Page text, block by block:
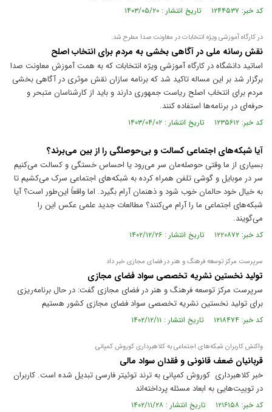
کد خبر: ۱۲۴۴۵۳۷ تاریخ انتشار : ۱۴۰۳/۰۵/۲۰
در کارگاه آموزشی ویژه انتخابات در معاونت صدا مطرح شد:
نقش رسانه ملی در آگاهی بخشی به مردم برای انتخاب اصلح
اساتید دانشگاه در کارگاه آموزشی ویژه انتخابات که به همت آموزش معاونت صدا
برگزار شد بر این مساله تاکید شد که برنامه سازان نقش موثری در آگاهی بخشی
مردم برای انتخاب اصلح ریاست جمهوری دارند و باید از کارشناسان متبحر و
حرفه‌ای در برنامه‌ها استفاده کنند.
کد خبر: ۱۲۳۵۶۱۲ تاریخ انتشار : ۱۴۰۳/۰۴/۰۲
آیا شبکه‌های اجتماعی کسالت و بی‌حوصلگی را از بین می‌برند؟
بسیاری از ما وقتی حوصله‌مان سر می‌رود یا احساس خستگی و کسالت می‌کنیم
سر در موبایل و گوشی تلفن همراه کرده به شبکه‌های اجتماعی سرک می‌کشیم تا
به خیال خود حالمان خوب شود و ذهنمان آرام بگیرد. اما واقعاً این‌طور است؟ آیا
شبکه‌های اجتماعی ما را آرام می‌کنند؟ مطالعات جدید علمی عکس این را
می‌گویند.
کد خبر: ۱۲۲۰۸۷۲ تاریخ انتشار : ۱۴۰۲/۱۲/۲۶
سرپرست مرکز توسعه فرهنگ و هنر در فضای مجازی خبر داد
تولید نخستین نشریه تخصصی سواد فضای مجازی
سرپرست مرکز توسعه فرهنگ و هنر در فضای مجازی گفت: در حال برنامه‌ریزی
برای تولید نخستین نشریه تخصصی سواد فضای مجازی کشور هستیم
کد خبر: ۱۲۱۸۴۷۴ تاریخ انتشار : ۱۴۰۲/۱۲/۱۱
واکنش کاربران شبکه‌های اجتماعی به کلاهبرداری کوروش کمپانی
قربانیان ضعف قانونی و فقدان سواد مالی
خبر کلاهبرداری ‎ کوروش کمپانی به ترند توئیتر فارسی تبدیل شده است. کاربران
در توییت‌هایی به ابعاد مسئله پرداخته‌اند
کد خبر: ۱۲۱۶۱۵۸ تاریخ انتشار : ۱۴۰۲/۱۱/۲۸